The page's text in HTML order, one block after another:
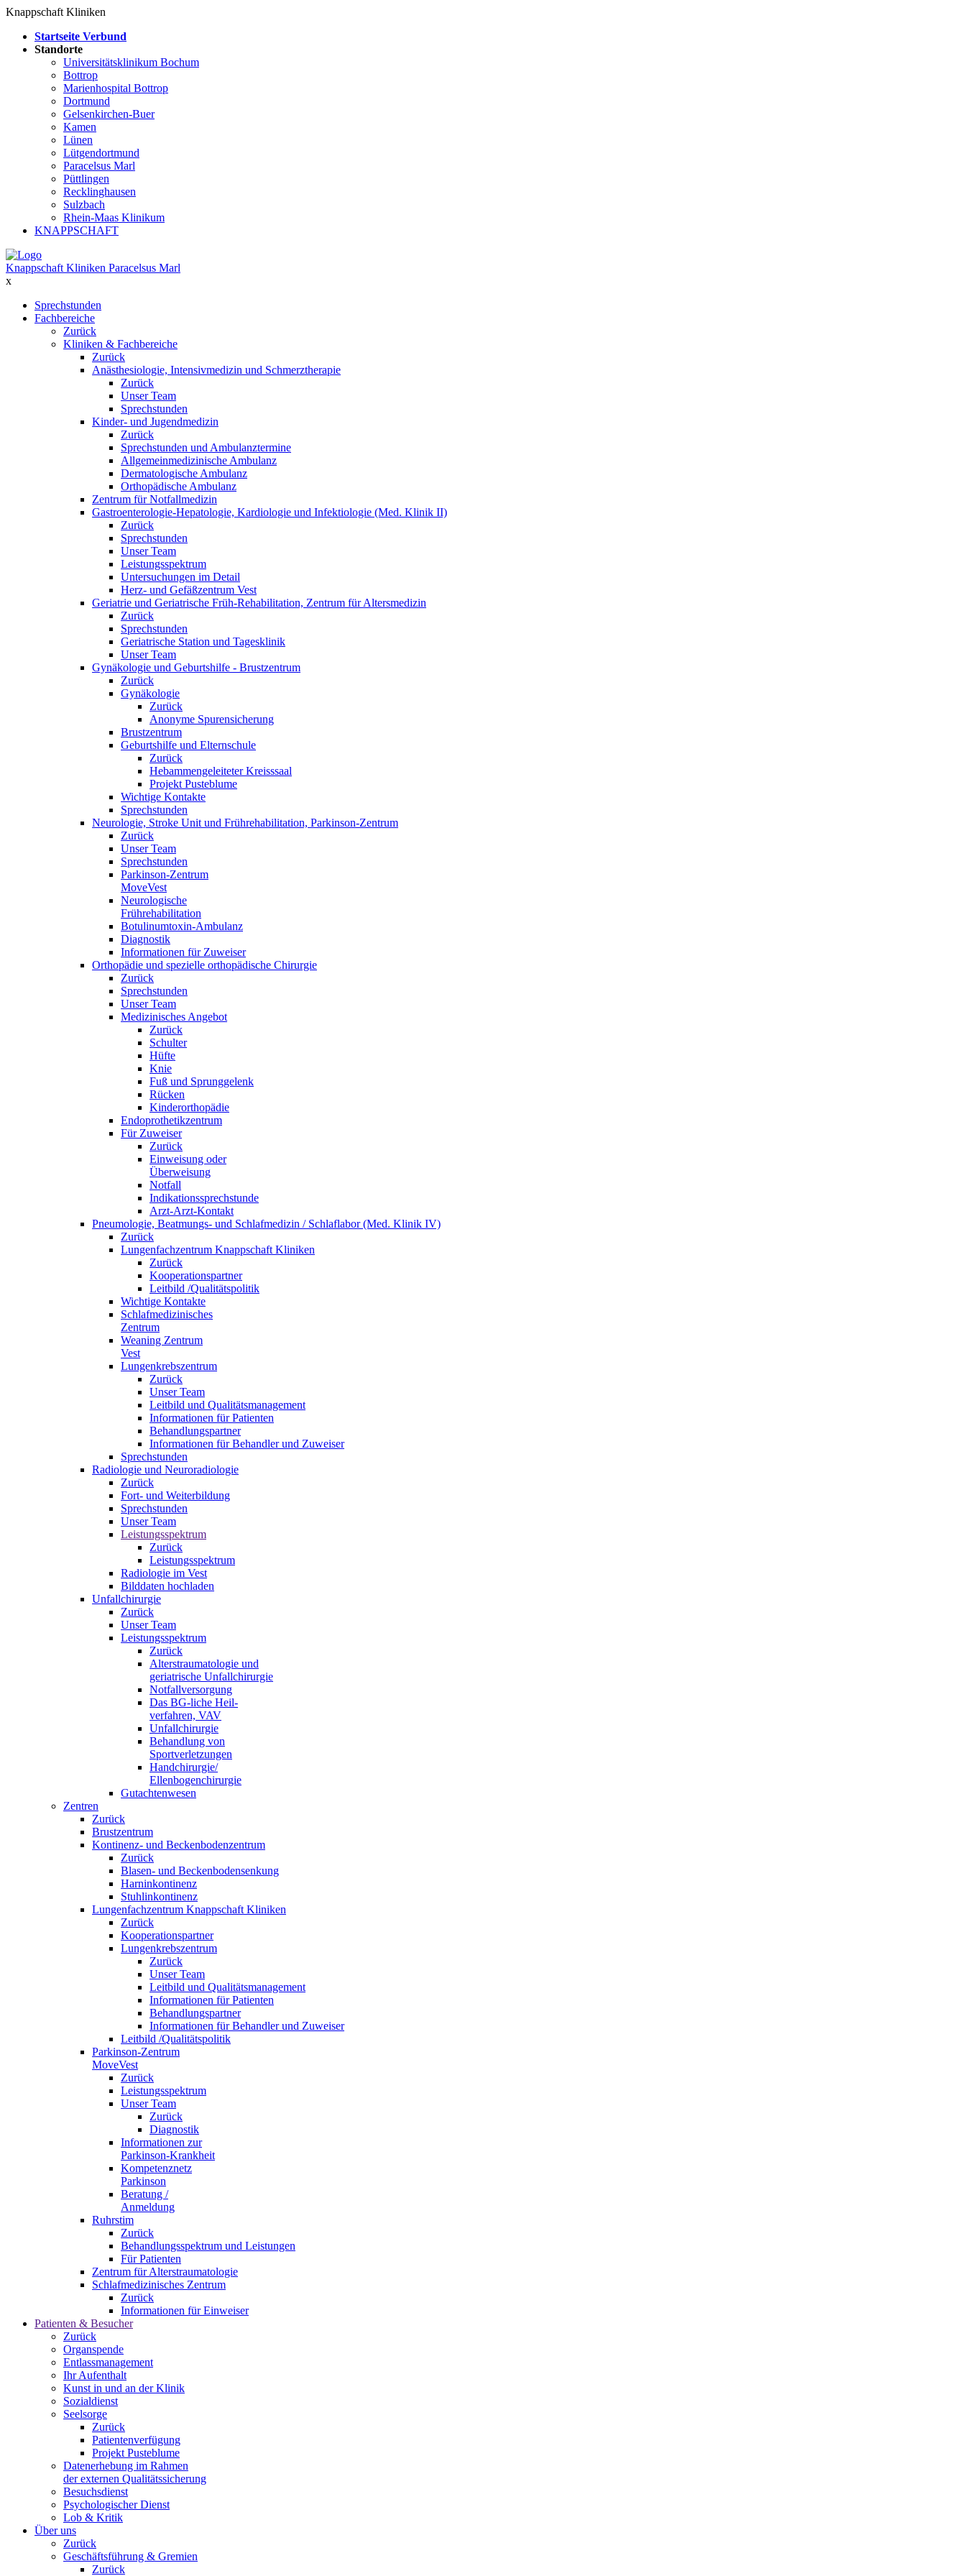
Knappschaft Kliniken
Startseite Verbund
Standorte
Universitätsklinikum Bochum
Bottrop
Marienhospital Bottrop
Dortmund
Gelsenkirchen-Buer
Kamen
Lünen
Lütgendortmund
Paracelsus Marl
Püttlingen
Recklinghausen
Sulzbach
Rhein-Maas Klinikum
KNAPPSCHAFT
Knappschaft Kliniken Paracelsus Marl
x
Sprechstunden
Fachbereiche
Zurück
Kliniken & Fachbereiche
Zurück
Anästhesiologie, Intensivmedizin und Schmerztherapie
Zurück
Unser Team
Sprechstunden
Kinder- und Jugendmedizin
Zurück
Sprechstunden und Ambulanztermine
Allgemeinmedizinische Ambulanz
Dermatologische Ambulanz
Orthopädische Ambulanz
Zentrum für Notfallmedizin
Gastroenterologie-Hepatologie, Kardiologie und Infektiologie (Med. Klinik II)
Zurück
Sprechstunden
Unser Team
Leistungsspektrum
Untersuchungen im Detail
Herz- und Gefäßzentrum Vest
Geriatrie und Geriatrische Früh-Rehabilitation, Zentrum für Altersmedizin
Zurück
Sprechstunden
Geriatrische Station und Tagesklinik
Unser Team
Gynäkologie und Geburtshilfe - Brustzentrum
Zurück
Gynäkologie
Zurück
Anonyme Spurensicherung
Brustzentrum
Geburtshilfe und Elternschule
Zurück
Hebammengeleiteter Kreisssaal
Projekt Pusteblume
Wichtige Kontakte
Sprechstunden
Neurologie, Stroke Unit und Frührehabilitation, Parkinson-Zentrum
Zurück
Unser Team
Sprechstunden
Parkinson-Zentrum
MoveVest
Neurologische
Frührehabilitation
Botulinumtoxin-Ambulanz
Diagnostik
Informationen für Zuweiser
Orthopädie und spezielle orthopädische Chirurgie
Zurück
Sprechstunden
Unser Team
Medizinisches Angebot
Zurück
Schulter
Hüfte
Knie
Fuß und Sprunggelenk
Rücken
Kinderorthopädie
Endoprothetikzentrum
Für Zuweiser
Zurück
Einweisung oder
Überweisung
Notfall
Indikationssprechstunde
Arzt-Arzt-Kontakt
Pneumologie, Beatmungs- und Schlafmedizin / Schlaflabor (Med. Klinik IV)
Zurück
Lungenfachzentrum Knappschaft Kliniken
Zurück
Kooperationspartner
Leitbild /Qualitätspolitik
Wichtige Kontakte
Schlafmedizinisches
Zentrum
Weaning Zentrum
Vest
Lungenkrebszentrum
Zurück
Unser Team
Leitbild und Qualitätsmanagement
Informationen für Patienten
Behandlungspartner
Informationen für Behandler und Zuweiser
Sprechstunden
Radiologie und Neuroradiologie
Zurück
Fort- und Weiterbildung
Sprechstunden
Unser Team
Leistungsspektrum
Zurück
Leistungsspektrum
Radiologie im Vest
Bilddaten hochladen
Unfallchirurgie
Zurück
Unser Team
Leistungsspektrum
Zurück
Alterstraumatologie und
geriatrische Unfallchirurgie
Notfallversorgung
Das BG-liche Heil-
verfahren, VAV
Unfallchirurgie
Behandlung von
Sportverletzungen
Handchirurgie/
Ellenbogenchirurgie
Gutachtenwesen
Zentren
Zurück
Brustzentrum
Kontinenz- und Beckenbodenzentrum
Zurück
Blasen- und Beckenbodensenkung
Harninkontinenz
Stuhlinkontinenz
Lungenfachzentrum Knappschaft Kliniken
Zurück
Kooperationspartner
Lungenkrebszentrum
Zurück
Unser Team
Leitbild und Qualitätsmanagement
Informationen für Patienten
Behandlungspartner
Informationen für Behandler und Zuweiser
Leitbild /Qualitätspolitik
Parkinson-Zentrum
MoveVest
Zurück
Leistungsspektrum
Unser Team
Zurück
Diagnostik
Informationen zur
Parkinson-Krankheit
Kompetenznetz
Parkinson
Beratung /
Anmeldung
Ruhrstim
Zurück
Behandlungsspektrum und Leistungen
Für Patienten
Zentrum für Alterstraumatologie
Schlafmedizinisches Zentrum
Zurück
Informationen für Einweiser
Patienten & Besucher
Zurück
Organspende
Entlassmanagement
Ihr Aufenthalt
Kunst in und an der Klinik
Sozialdienst
Seelsorge
Zurück
Patientenverfügung
Projekt Pusteblume
Datenerhebung im Rahmen
der externen Qualitätssicherung
Besuchsdienst
Psychologischer Dienst
Lob & Kritik
Über uns
Zurück
Geschäftsführung & Gremien
Zurück